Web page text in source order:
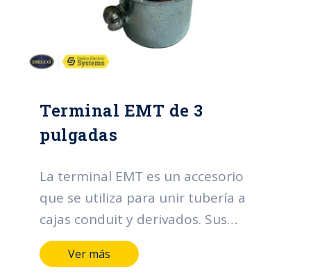
Terminal EMT de 3
pulgadas
La terminal EMT es un accesorio
que se utiliza para unir tubería a
cajas conduit y derivados. Sus
funciones principales se centran en
la organización y protección de los
Ver más